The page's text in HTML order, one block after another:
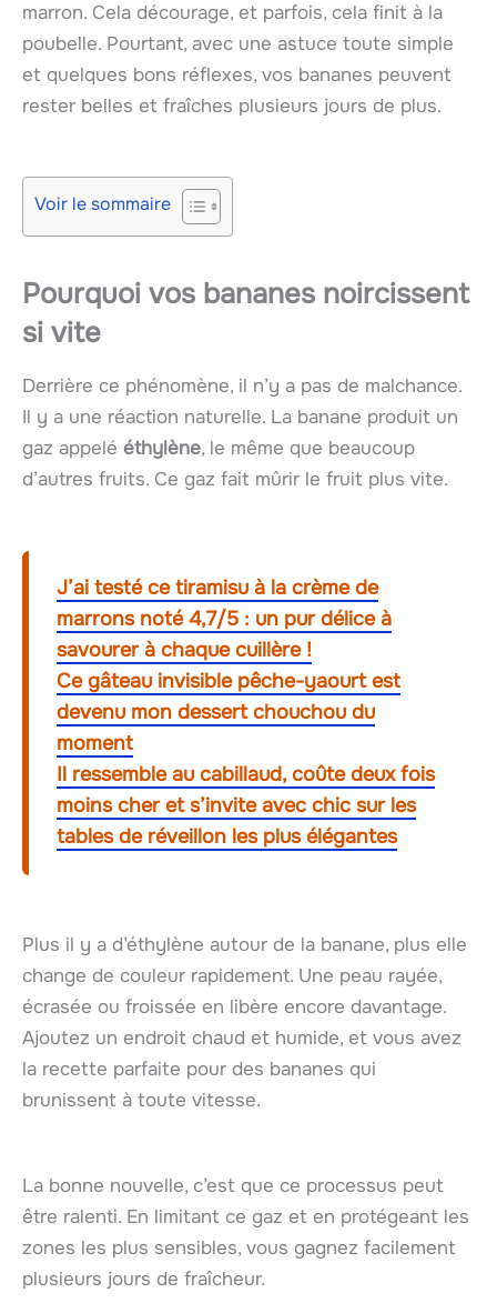
marron. Cela décourage, et parfois, cela finit à la
poubelle. Pourtant, avec une astuce toute simple
et quelques bons réflexes, vos bananes peuvent
rester belles et fraîches plusieurs jours de plus.
Voir le sommaire
Pourquoi vos bananes noircissent
si vite
Derrière ce phénomène, il n’y a pas de malchance.
Il y a une réaction naturelle. La banane produit un
gaz appelé éthylène, le même que beaucoup
d’autres fruits. Ce gaz fait mûrir le fruit plus vite.
J’ai testé ce tiramisu à la crème de
marrons noté 4,7/5 : un pur délice à
savourer à chaque cuillère !
Ce gâteau invisible pêche-yaourt est
devenu mon dessert chouchou du
moment
Il ressemble au cabillaud, coûte deux fois
moins cher et s’invite avec chic sur les
tables de réveillon les plus élégantes
Plus il y a d’éthylène autour de la banane, plus elle
change de couleur rapidement. Une peau rayée,
écrasée ou froissée en libère encore davantage.
Ajoutez un endroit chaud et humide, et vous avez
la recette parfaite pour des bananes qui
brunissent à toute vitesse.
La bonne nouvelle, c’est que ce processus peut
être ralenti. En limitant ce gaz et en protégeant les
zones les plus sensibles, vous gagnez facilement
plusieurs jours de fraîcheur.